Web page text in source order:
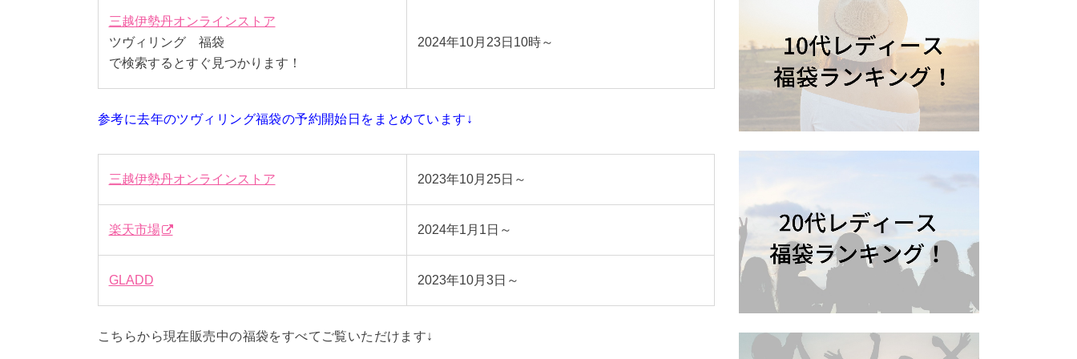
三越伊勢丹オンラインストア
ツヴィリング 福袋
で検索するとすぐ見つかります！
2024年10月23日10時～
参考に去年のツヴィリング福袋の予約開始日をまとめています↓
三越伊勢丹オンラインストア 2023年10月25日～
楽天市場 2024年1月1日～
GLADD 2023年10月3日～
こちらから現在販売中の福袋をすべてご覧いただけます↓